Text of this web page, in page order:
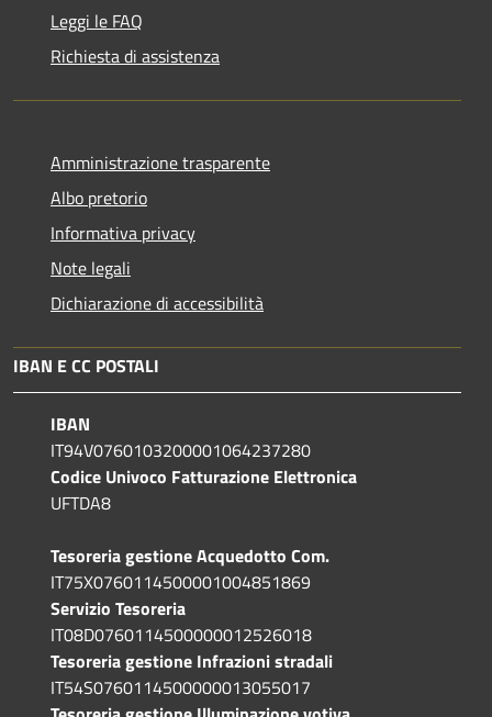
Leggi le FAQ
Richiesta di assistenza
Amministrazione trasparente
Albo pretorio
Informativa privacy
Note legali
Dichiarazione di accessibilità
IBAN E CC POSTALI
IBAN
IT94V0760103200001064237280
Codice Univoco Fatturazione Elettronica
UFTDA8
Tesoreria gestione Acquedotto Com.
IT75X0760114500001004851869
Servizio Tesoreria
IT08D0760114500000012526018
Tesoreria gestione Infrazioni stradali
IT54S0760114500000013055017